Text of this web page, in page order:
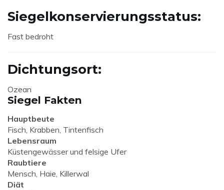
Siegelkonservierungsstatus:
Fast bedroht
Dichtungsort:
Ozean
Siegel Fakten
Hauptbeute
Fisch, Krabben, Tintenfisch
Lebensraum
Küstengewässer und felsige Ufer
Raubtiere
Mensch, Haie, Killerwal
Diät